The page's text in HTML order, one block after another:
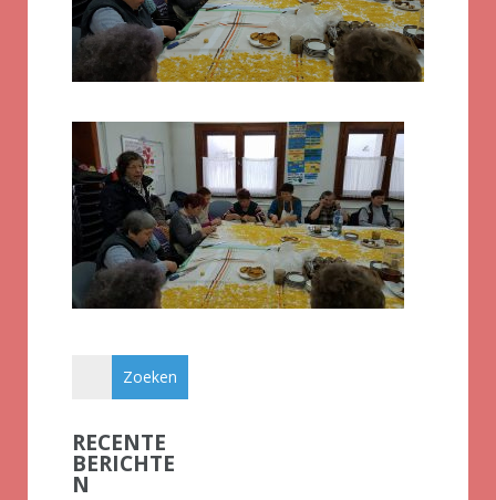
RECENTE
BERICHTE
N